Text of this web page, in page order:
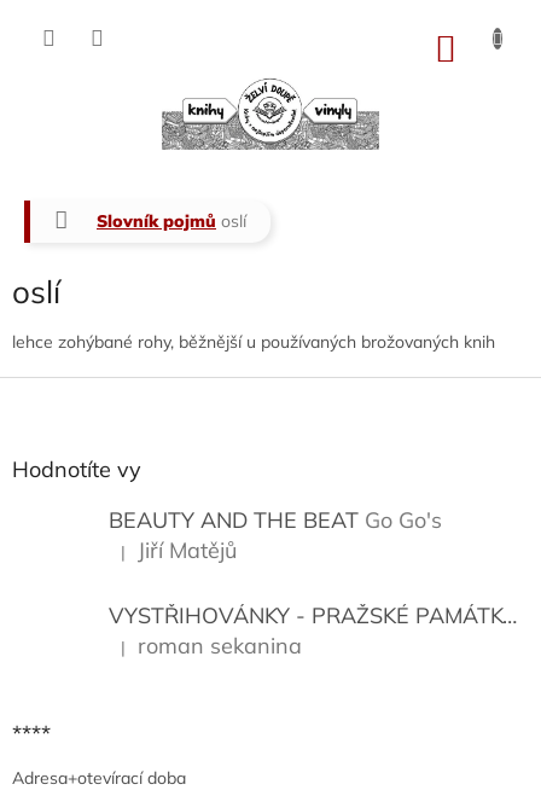
Domů
Slovník pojmů oslí
oslí
lehce zohýbané rohy, běžnější u používaných brožovaných knih
Z
Hodnotíte vy
BEAUTY AND THE BEAT Go Go's
Hodnocení produktu je 5 z 5 hvězdiček.
| Jiří Matějů
VYSTŘIHOVÁNKY - PRAŽSKÉ PAMÁTKY
Hodnocení produktu je 5 z 5 hvězdiček.
| roman sekanina
****
Adresa+otevírací doba